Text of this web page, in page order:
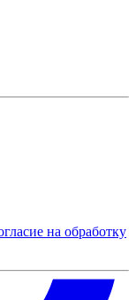
на обработку